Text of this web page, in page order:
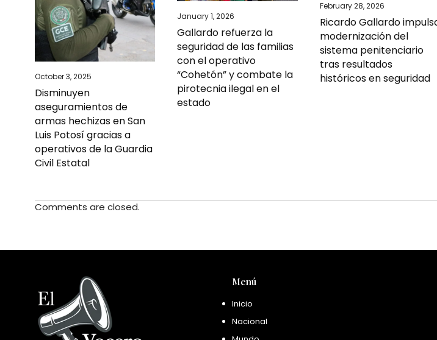
October 3, 2025
Disminuyen
aseguramientos de
armas hechizas en San
Luis Potosí gracias a
operativos de la Guardia
Civil Estatal
January 1, 2026
Gallardo refuerza la
seguridad de las familias
con el operativo
“Cohetón” y combate la
pirotecnia ilegal en el
estado
February 28, 2026
Ricardo Gallardo
modernización del
sistema penitenciario
tras resultados
históricos en seguridad
Comments are closed.
Menú
Inicio
Nacional